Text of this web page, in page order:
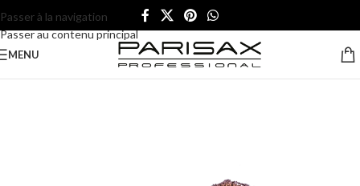
Passer à la navigation
Passer au contenu principal
MENU